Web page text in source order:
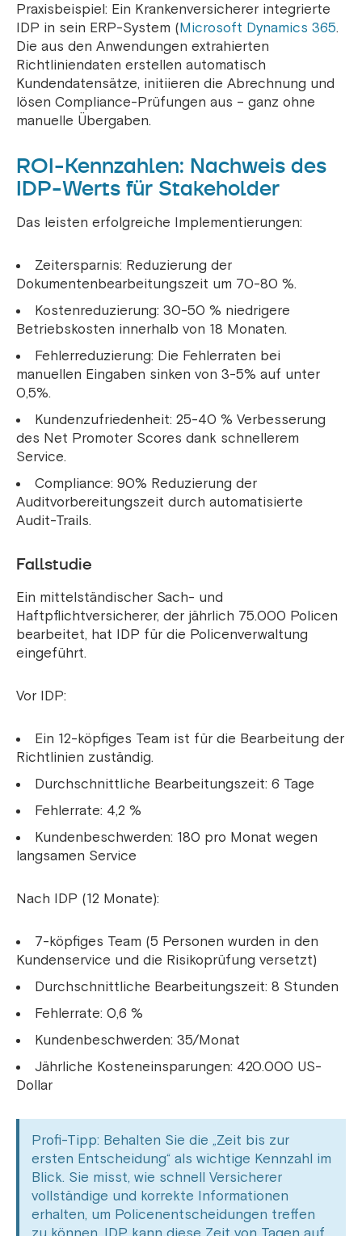
Praxisbeispiel: Ein Krankenversicherer integrierte
IDP in sein ERP-System (Microsoft Dynamics 365.
Die aus den Anwendungen extrahierten
Richtliniendaten erstellen automatisch
Kundendatensätze, initiieren die Abrechnung und
lösen Compliance-Prüfungen aus – ganz ohne
manuelle Übergaben.
ROI-Kennzahlen: Nachweis des
IDP-Werts für Stakeholder
Das leisten erfolgreiche Implementierungen:
Zeitersparnis: Reduzierung der
Dokumentenbearbeitungszeit um 70-80 %.
Kostenreduzierung: 30-50 % niedrigere
Betriebskosten innerhalb von 18 Monaten.
Fehlerreduzierung: Die Fehlerraten bei
manuellen Eingaben sinken von 3-5% auf unter
0,5%.
Kundenzufriedenheit: 25-40 % Verbesserung
des Net Promoter Scores dank schnellerem
Service.
Compliance: 90% Reduzierung der
Auditvorbereitungszeit durch automatisierte
Audit-Trails.
Fallstudie
Ein mittelständischer Sach- und
Haftpflichtversicherer, der jährlich 75.000 Policen
bearbeitet, hat IDP für die Policenverwaltung
eingeführt.
Vor IDP:
Ein 12-köpfiges Team ist für die Bearbeitung der
Richtlinien zuständig.
Durchschnittliche Bearbeitungszeit: 6 Tage
Fehlerrate: 4,2 %
Kundenbeschwerden: 180 pro Monat wegen
langsamen Service
Nach IDP (12 Monate):
7-köpfiges Team (5 Personen wurden in den
Kundenservice und die Risikoprüfung versetzt)
Durchschnittliche Bearbeitungszeit: 8 Stunden
Fehlerrate: 0,6 %
Kundenbeschwerden: 35/Monat
Jährliche Kosteneinsparungen: 420.000 US-
Dollar
Profi-Tipp: Behalten Sie die „Zeit bis zur
ersten Entscheidung“ als wichtige Kennzahl im
Blick. Sie misst, wie schnell Versicherer
vollständige und korrekte Informationen
erhalten, um Policenentscheidungen treffen